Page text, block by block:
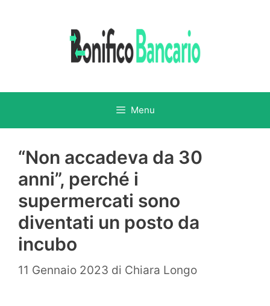
Menu
“Non accadeva da 30
anni”, perché i
supermercati sono
diventati un posto da
incubo
11 Gennaio 2023 di Chiara Longo